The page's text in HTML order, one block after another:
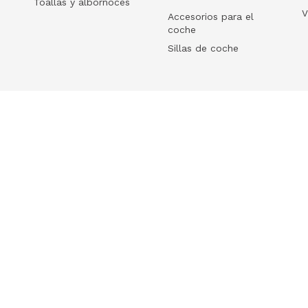
Accesorios para el
coche
Sillas de coche